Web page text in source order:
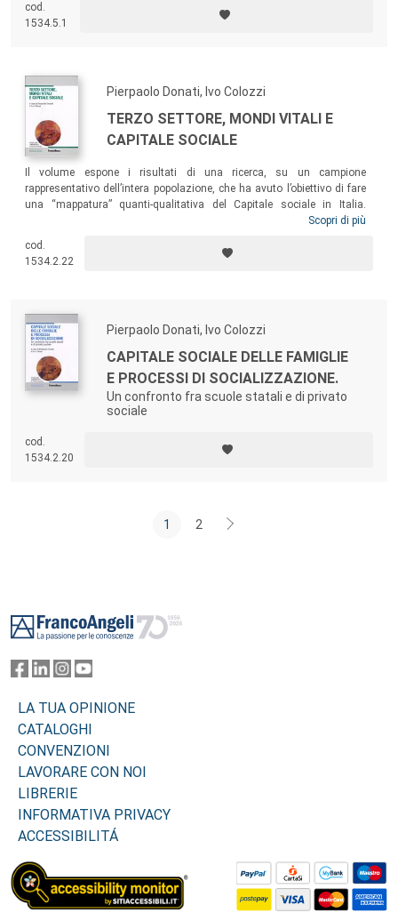
scarso impegno civico degli italiani.
cod.
1534.5.1
Pierpaolo Donati, Ivo Colozzi
TERZO SETTORE, MONDI VITALI E
CAPITALE SOCIALE
Il volume espone i risultati di una ricerca, su un campione
rappresentativo dell’intera popolazione, che ha avuto l’obiettivo di fare
una “mappatura” quanti-qualitativa del Capitale sociale in Italia.
L’indagine mostra in particolare che: le reti parentali sono ancora le più
producono poco Cs e si affidano più agli amici a distanza che ai vicini;
la fiducia nelle istituzioni politiche rimane a livelli scarsi, con una
Scopri di più
cod.
1534.2.22
Pierpaolo Donati, Ivo Colozzi
CAPITALE SOCIALE DELLE FAMIGLIE
E PROCESSI DI SOCIALIZZAZIONE.
Un confronto fra scuole statali e di privato
sociale
cod.
1534.2.20
1 2
LA TUA OPINIONE
CATALOGHI
CONVENZIONI
LAVORARE CON NOI
LIBRERIE
INFORMATIVA PRIVACY
ACCESSIBILITÁ